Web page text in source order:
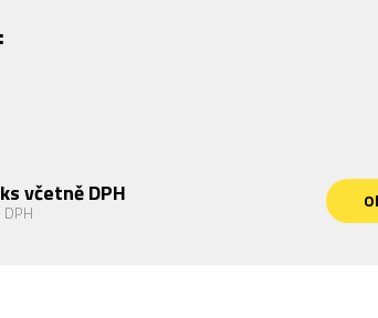
včetně DPH
DPH